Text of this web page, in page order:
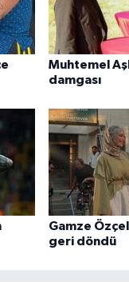
Muhtemel
damgası
Gamze
geri döndü